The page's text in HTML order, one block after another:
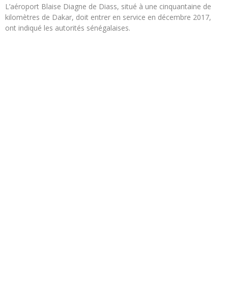
L’aéroport Blaise Diagne de Diass, situé à une cinquantaine de
kilomètres de Dakar, doit entrer en service en décembre 2017,
ont indiqué les autorités sénégalaises.